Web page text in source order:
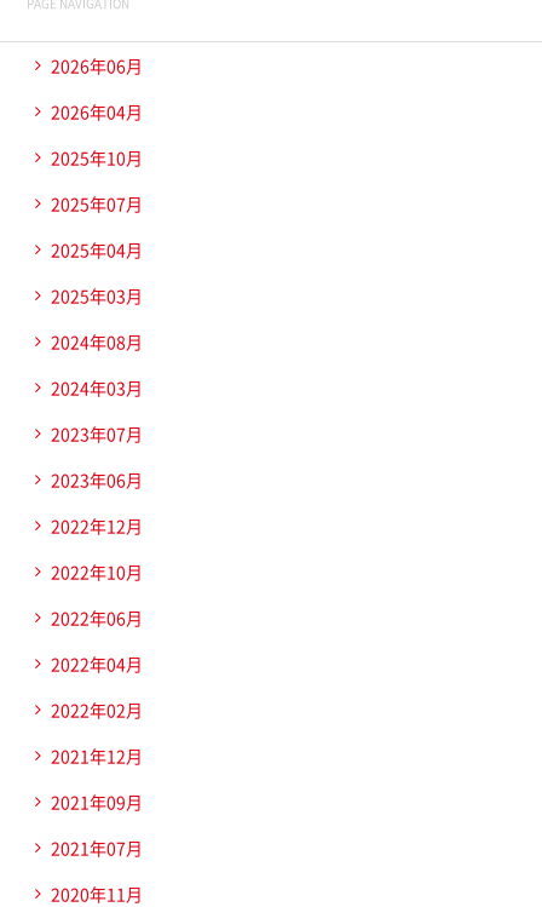
2026年06月
2026年04月
2025年10月
2025年07月
2025年04月
2025年03月
2024年08月
2024年03月
2023年07月
2023年06月
2022年12月
2022年10月
2022年06月
2022年04月
2022年02月
2021年12月
2021年09月
2021年07月
2020年11月